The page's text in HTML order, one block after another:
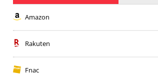
Amazon
Rakuten
Fnac